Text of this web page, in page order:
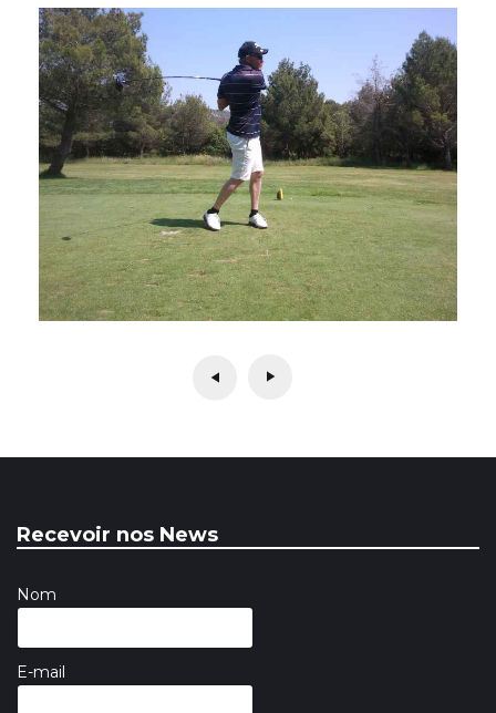
Recevoir nos News
Nom
E-mail